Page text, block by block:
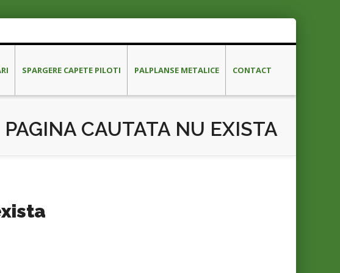
SPARGERE CAPETE PILOTI PALPLANSE METALICE CONTACT
PAGINA CAUTATA NU EXISTA